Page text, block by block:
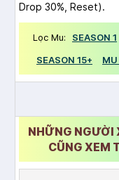
Drop 30%, Reset).
Lọc Mu: SEASON 1
SEASON 15+
MU
NHỮNG NGƯỜI
CŨNG XEM